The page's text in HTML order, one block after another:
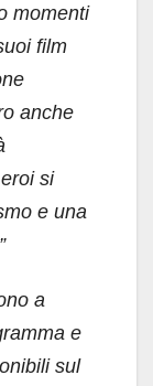
momenti
film
anche
si
e una
a
e
sul